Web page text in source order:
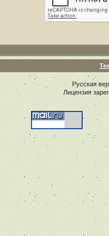
Русская
Лицензия